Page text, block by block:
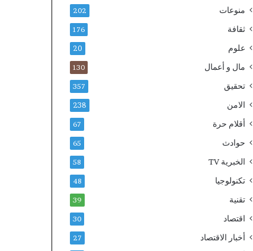
منوعات 202
ثقافة 176
علوم 20
مال و أعمال 130
تحقيق 357
الامن 238
أقلام حرة 67
حوادث 65
الخبرية TV 58
تكنولوجيا 48
تقنية 39
اقتصاد 30
أخبار الاقتصاد 27